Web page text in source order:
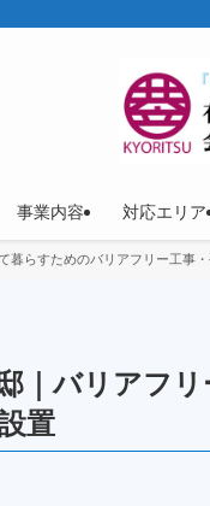
事業内容 対応エリア
暮らすためのバリアフリー工事
｜バリアフ
置